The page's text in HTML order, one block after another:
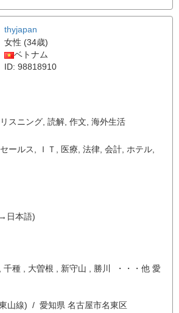
thyjapan
女性 (34歳)
ベトナム
ID: 98818910
リスニング 読解 作文 海外生活
セールス ＩＴ 医療 法律 会計 ホテル
日本語)
千種 , 大曽根 , 新守山 , 勝川 ・・・他 愛
山線) / 愛知県 名古屋市名東区